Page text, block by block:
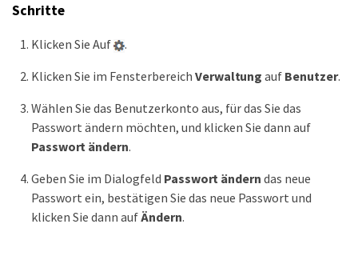
Schritte
Klicken Sie Auf
.
Klicken Sie im Fensterbereich Verwaltung auf Benutzer.
Wählen Sie das Benutzerkonto aus, für das Sie das
Passwort ändern möchten, und klicken Sie dann auf
Passwort ändern.
Geben Sie im Dialogfeld Passwort ändern das neue
Passwort ein, bestätigen Sie das neue Passwort und
klicken Sie dann aufÄndern.